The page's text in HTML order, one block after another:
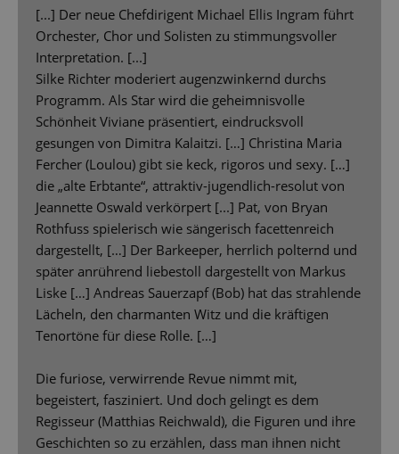
[...] Der neue Chefdirigent Michael Ellis Ingram führt
Orchester, Chor und Solisten zu stimmungsvoller
Interpretation. [...]
Silke Richter moderiert augenzwinkernd durchs
Programm. Als Star wird die geheimnisvolle
Schönheit Viviane präsentiert, eindrucksvoll
gesungen von Dimitra Kalaitzi. […] Christina Maria
Fercher (Loulou) gibt sie keck, rigoros und sexy. […]
die „alte Erbtante“, attraktiv-jugendlich-resolut von
Jeannette Oswald verkörpert [...] Pat, von Bryan
Rothfuss spielerisch wie sängerisch facettenreich
dargestellt, […] Der Barkeeper, herrlich polternd und
später anrührend liebestoll dargestellt von Markus
Liske […] Andreas Sauerzapf (Bob) hat das strahlende
Lächeln, den charmanten Witz und die kräftigen
Tenortöne für diese Rolle. […]
Die furiose, verwirrende Revue nimmt mit,
begeistert, fasziniert. Und doch gelingt es dem
Regisseur (Matthias Reichwald), die Figuren und ihre
Geschichten so zu erzählen, dass man ihnen nicht